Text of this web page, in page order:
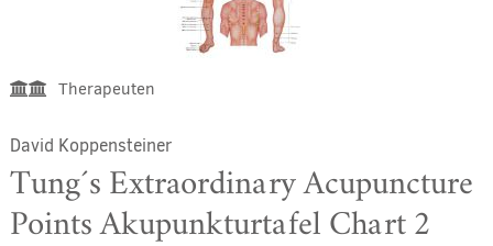
Therapeuten
David Koppensteiner
Tung´s Extraordinary Acupuncture
Points Akupunkturtafel Chart 2